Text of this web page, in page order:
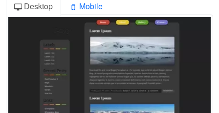
Desktop Mobile